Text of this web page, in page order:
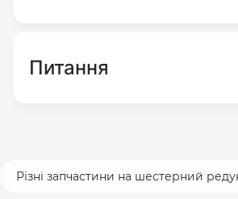
Питання
Різні запчастини на шестерний